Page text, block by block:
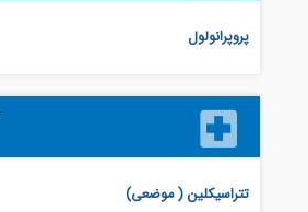
پروپرانولول
تتراسیکلین ( موضعی)